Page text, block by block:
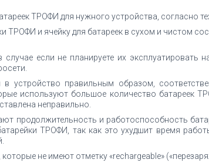
ТРОФИ для нужного устройства, согласно
ТРОФИ и ячейку для батареек в сухом и чистом
если не планируете их эксплуатировать
в устройство правильным образом,
используют большое количество батареек
неправильно.
продолжительность и работоспособность
ТРОФИ, так как это ухудшит время
не имеют отметку «rechargeable»